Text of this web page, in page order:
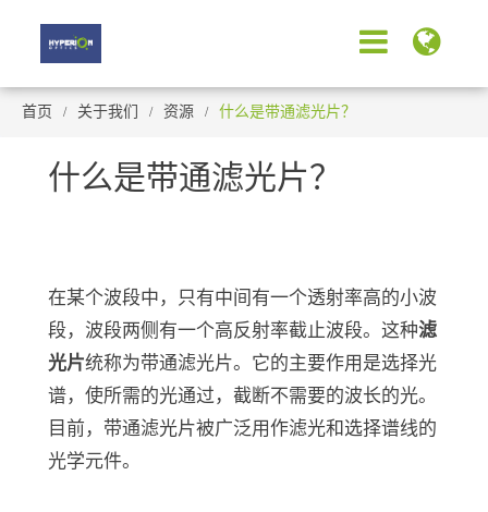
首页 关于我们 资源 什么是带通滤光片？
什么是带通滤光片？
在某个波段中，只有中间有一个透射率高的小波
段，波段两侧有一个高反射率截止波段。这种滤
光片统称为带通滤光片。它的主要作用是选择光
谱，使所需的光通过，截断不需要的波长的光。
目前，带通滤光片被广泛用作滤光和选择谱线的
光学元件。